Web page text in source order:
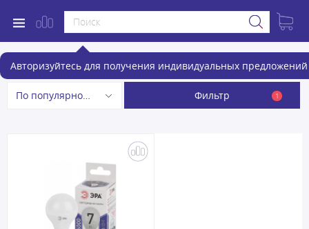
Авторизуйтесь для получения индивидуальных предложений
Лампочки
По популярности Фильтр 1